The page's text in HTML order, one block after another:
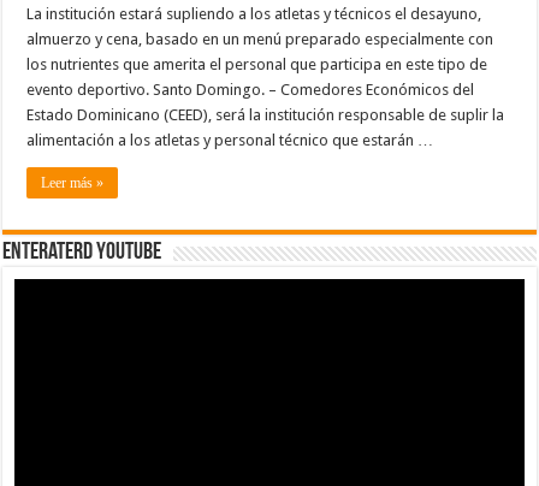
La institución estará supliendo a los atletas y técnicos el desayuno,
almuerzo y cena, basado en un menú preparado especialmente con
los nutrientes que amerita el personal que participa en este tipo de
evento deportivo. Santo Domingo. – Comedores Económicos del
Estado Dominicano (CEED), será la institución responsable de suplir la
alimentación a los atletas y personal técnico que estarán …
Leer más »
EnterateRD YOUTUBE